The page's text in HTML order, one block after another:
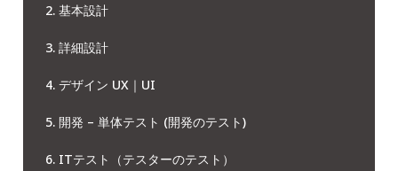
基本設計
詳細設計
デザイン UX｜UI
開発 – 単体テスト (開発のテスト)
ITテスト（テスターのテスト）